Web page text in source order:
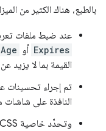
بالطبع، هناك الكثير من
عند ضبط ملفات
Expires أو
القيمة بما لا يزيد عن 400 يوم.
تم إجراء تحسينات
النافذة على شاشات
وتحدِّد خاصية CSS‏